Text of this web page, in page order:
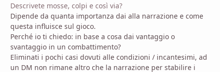
Descrivete mosse, colpi e così via?
Dipende da quanta importanza dai alla narrazione e come
questa influisce sul gioco.
Perché io ti chiedo: in base a cosa dai vantaggio o
svantaggio in un combattimento?
Eliminati i pochi casi dovuti alle condizioni / incantesimi, ad
un DM non rimane altro che la narrazione per stabilire i